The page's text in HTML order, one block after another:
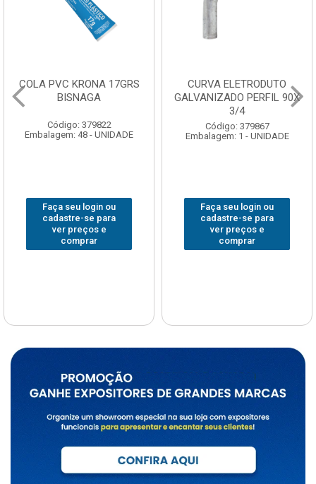
CURVA ELETRODUTO
GALVANIZADO PERFIL 90X
Código: 379867
Embalagem: 1 - UNIDADE
Faça seu login ou
cadastre-se para
ver preços e
comprar
SOQUETE COM
FOTOCELULA EXATRON
COM SENSOR SPT0E27XC
Código: 379788
Embalagem: 1 - UNIDADE
Faça seu login ou
cadastre-se para
ver preços e
comprar